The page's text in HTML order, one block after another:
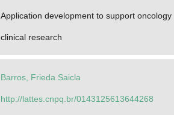
Application development to support oncology
clinical research
Barros, Frieda Saicla
http://lattes.cnpq.br/0143125613644268